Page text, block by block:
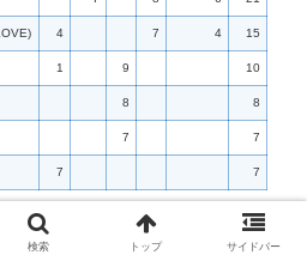
4 7 4 15
1 9 10
8 8
7 7
7 7
キング部門(CD売上、ストリ
検索 トップ サイドバー